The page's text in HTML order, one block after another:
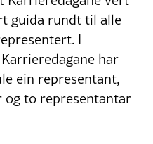
guida rundt til alle
I
har
ein representant,
to representantar